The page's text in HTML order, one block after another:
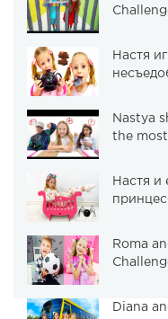
Настя
Nastya
the
Настя и
Roma
Diana